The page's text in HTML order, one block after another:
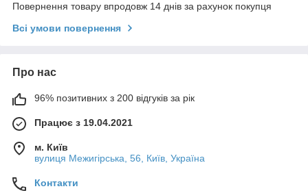
Повернення товару впродовж 14 днів за рахунок покупця
Всі умови повернення
Про нас
96% позитивних з 200 відгуків за рік
Працює з 19.04.2021
м. Київ
вулиця Межигірська, 56, Київ, Україна
Контакти